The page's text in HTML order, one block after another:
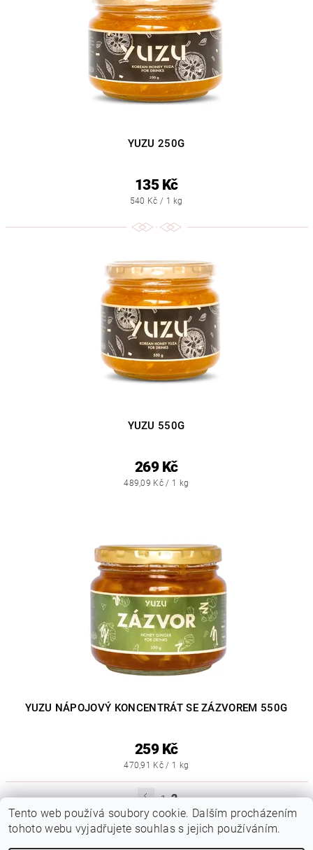
YUZU 250G
135 Kč
540 Kč / 1 kg
YUZU 550G
269 Kč
489,09 Kč / 1 kg
YUZU NÁPOJOVÝ KONCENTRÁT SE ZÁZVOREM 550G
259 Kč
470,91 Kč / 1 kg
1 2
Tento web používá soubory cookie. Dalším procházením
tohoto webu vyjadřujete souhlas s jejich používáním.